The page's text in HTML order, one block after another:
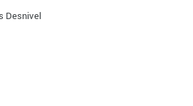
Desnivel